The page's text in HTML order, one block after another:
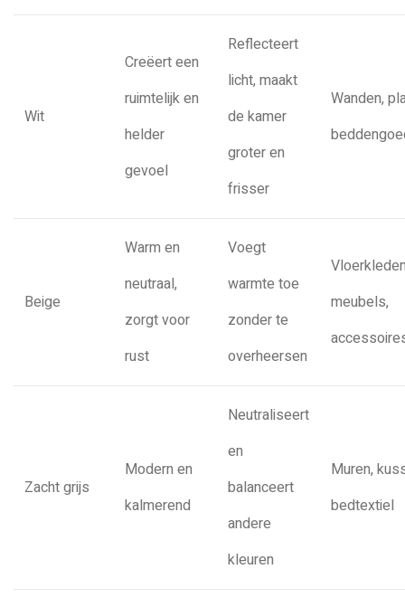
Wit
Creëert een
ruimtelijk en
helder
gevoel
Reflecteert
licht, maakt
de kamer
groter en
frisser
Wanden,
Beige
Warm en
neutraal,
zorgt voor
rust
Voegt
warmte toe
zonder te
overheersen
meubels,
Zacht grijs
Modern en
kalmerend
Neutraliseert
en
balanceert
andere
kleuren
Muren,
bedtextiel